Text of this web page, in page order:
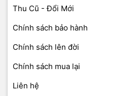
Thu Cũ - Đổi Mới
Chính sách bảo hành
Chính sách lên đời
Chính sách mua lại
Liên hệ